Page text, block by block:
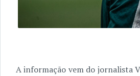
A informação vem do jornalista